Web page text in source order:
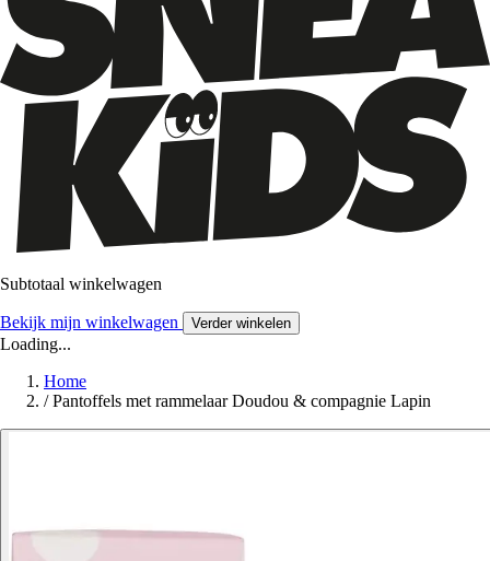
Subtotaal winkelwagen
Bekijk mijn winkelwagen Verder winkelen
Loading...
Home
/ Pantoffels met rammelaar Doudou & compagnie Lapin